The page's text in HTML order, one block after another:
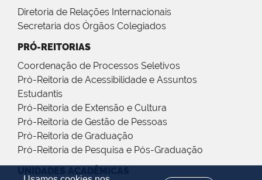
Diretoria de Relações Internacionais
Secretaria dos Órgãos Colegiados
PRÓ-REITORIAS
Coordenação de Processos Seletivos
Pró-Reitoria de Acessibilidade e Assuntos
Estudantis
Pró-Reitoria de Extensão e Cultura
Pró-Reitoria de Gestão de Pessoas
Pró-Reitoria de Graduação
Pró-Reitoria de Pesquisa e Pós-Graduação